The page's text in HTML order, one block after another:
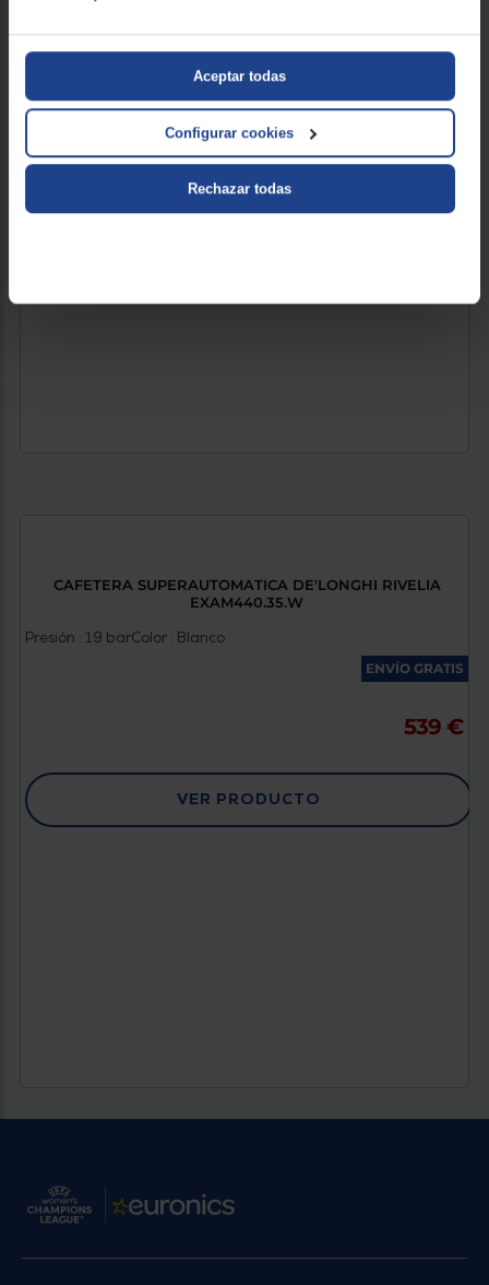
Aceptar todas
Configurar cookies
Rechazar todas
599 €
ENVÍO GRATIS
VER PRODUCTO
CAFETERA SUPERAUTOMATICA DE'LONGHI RIVELIA
EXAM440.35.W
Presión : 19 barColor : Blanco
539 €
ENVÍO GRATIS
VER PRODUCTO